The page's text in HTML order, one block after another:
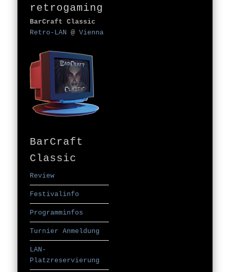
retrogaming
BarCraft Classic
Retro-LAN @Vienna
BarCraft
Classic
Review
Festivalinfo
Programminfos
Turnier Anmeldung
LAN-
Platzreservierung